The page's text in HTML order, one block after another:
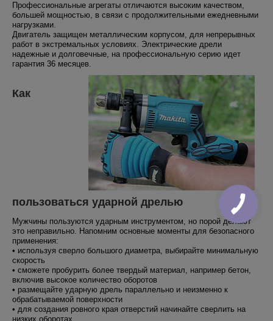
Профессиональные агрегаты отличаются высоким качеством,
большей мощностью, в связи с продолжительными ежедневными
нагрузками.
Двигатель защищен металлическим корпусом, для непрерывных
работ в экстремальных условиях. Электрические дрели
надежные и долговечные, на профессиональную серию идет
гарантия 36 месяцев.
Как
пользоваться ударной дрелью
Мужчины пользуются ударным инструментом, но порой делают
это неправильно. Напомним основные моменты для безопасного
применения:
• используя сверло большого диаметра, выбирайте минимальную
скорость
• сможете пробурить более твердый материал, например бетон,
включив высокое количество оборотов
• размещайте ударную дрель параллельно и неизменно к
обрабатываемой поверхности
• для создания ровного края отверстий начинайте сверлить на
низких оборотах